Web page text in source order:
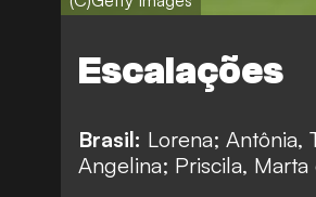
Escalações
Brasil: Lorena; Antônia,
Angelina; Priscila,